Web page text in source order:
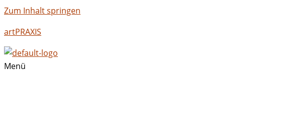
Zum Inhalt springen
artPRAXIS
Menü